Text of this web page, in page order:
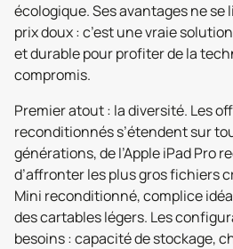
écologique. Ses avantages ne
prix doux : c’est une vraie
et durable pour profiter de la
compromis.
Premier atout : la diversité. Les
reconditionnés s’étendent sur
générations, de l’Apple iPad Pro
d’affronter les plus gros fichiers
Mini reconditionné, complice
des cartables légers. Les
besoins : capacité de stockage,